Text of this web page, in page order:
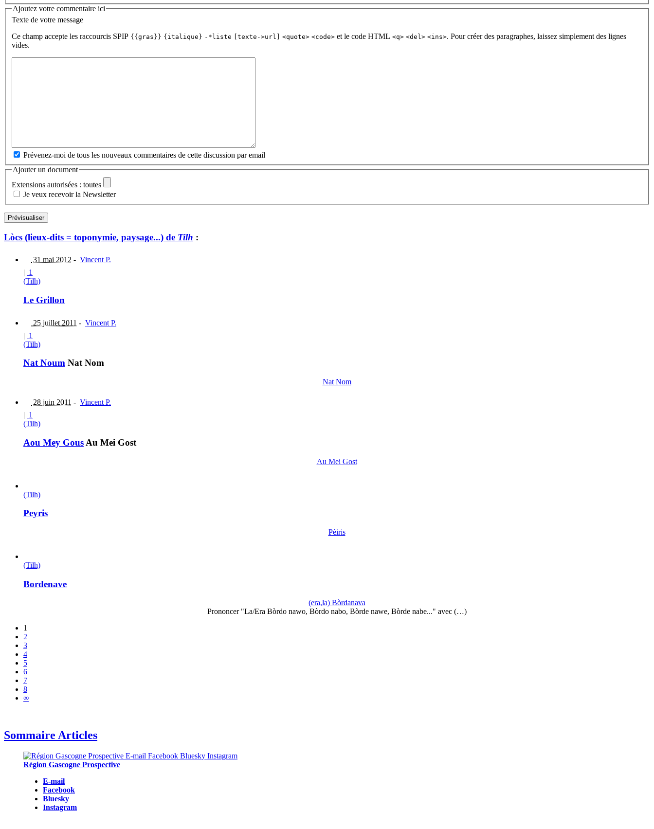
Ajoutez votre commentaire ici
Texte de votre message
Ce champ accepte les raccourcis SPIP {{gras}} {italique} -*liste [texte->url] <quote> <code> et le code HTML <q> <del> <ins>. Pour créer des paragraphes, laissez simplement des lignes
vides.
Prévenez-moi de tous les nouveaux commentaires de cette discussion par email
Ajouter un document
Extensions autorisées : toutes
Je veux recevoir la Newsletter
Lòcs (lieux-dits = toponymie, paysage...) de Tilh :
31 mai 2012 - Vincent P.
| 1
(Tilh)
Le Grillon
25 juillet 2011 - Vincent P.
| 1
(Tilh)
Nat Noum Nat Nom
Nat Nom
28 juin 2011 - Vincent P.
| 1
(Tilh)
Aou Mey Gous Au Mei Gost
Au Mei Gost
(Tilh)
Peyris
Pèiris
(Tilh)
Bordenave
(era,la) Bòrdanava
Prononcer "La/Era Bòrdo nawo, Bòrdo nabo, Bòrde nawe, Bòrde nabe..." avec (…)
1
2
3
4
5
6
7
8
∞
Sommaire Articles
Région Gascogne Prospective
E-mail
Facebook
Bluesky
Instagram